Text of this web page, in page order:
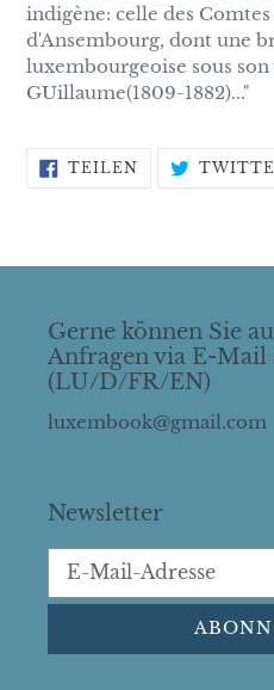
indigène: celle des
d'Ansembourg, dont une
luxembourgeoise sous
GUillaume(1809-1882)..."
TEILENAUF
FACEBOOK
Gerne können Sie
Anfragen via E-Mail
(LU/D/FR/EN)
luxembook@gmail.com
Newsletter